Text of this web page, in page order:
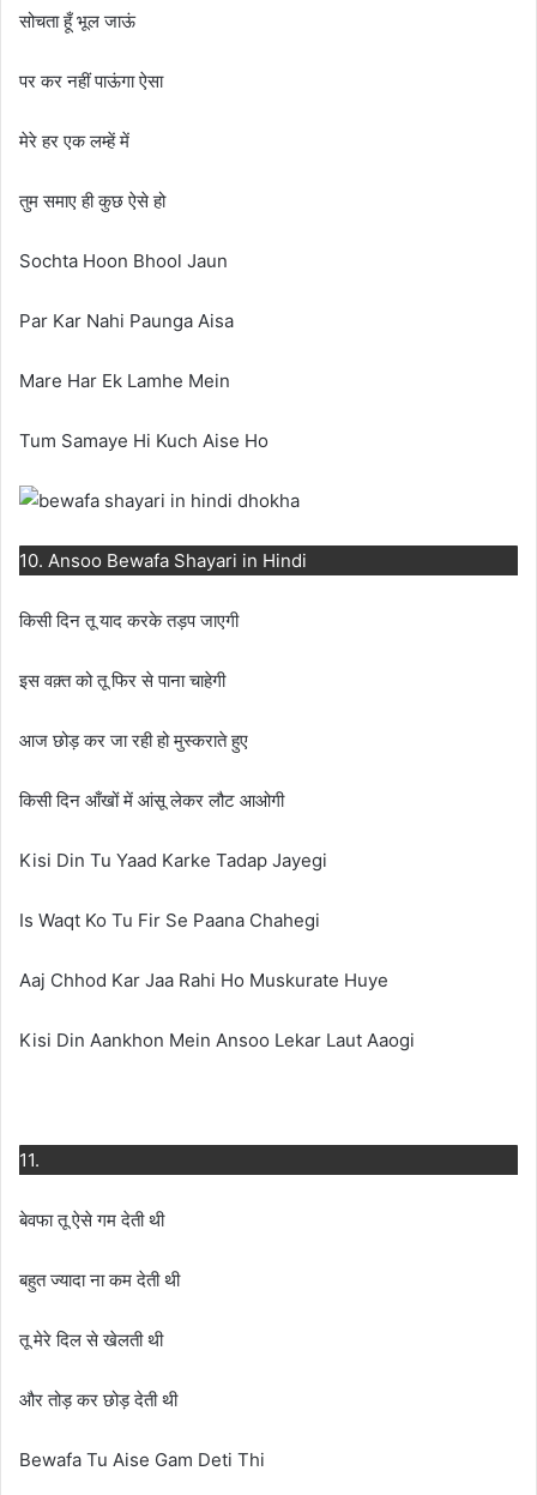
सोचता हूँ भूल जाऊं
पर कर नहीं पाऊंगा ऐसा
मेरे हर एक लम्हें में
तुम समाए ही कुछ ऐसे हो
Sochta Hoon Bhool Jaun
Par Kar Nahi Paunga Aisa
Mare Har Ek Lamhe Mein
Tum Samaye Hi Kuch Aise Ho
10. Ansoo Bewafa Shayari in Hindi
किसी दिन तू याद करके तड़प जाएगी
इस वक़्त को तू फिर से पाना चाहेगी
आज छोड़ कर जा रही हो मुस्कराते हुए
किसी दिन आँखों में आंसू लेकर लौट आओगी
Kisi Din Tu Yaad Karke Tadap Jayegi
Is Waqt Ko Tu Fir Se Paana Chahegi
Aaj Chhod Kar Jaa Rahi Ho Muskurate Huye
Kisi Din Aankhon Mein Ansoo Lekar Laut Aaogi
11.
बेवफा तू ऐसे गम देती थी
बहुत ज्यादा ना कम देती थी
तू मेरे दिल से खेलती थी
और तोड़ कर छोड़ देती थी
Bewafa Tu Aise Gam Deti Thi